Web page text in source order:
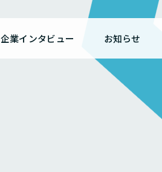
企業インタビュー お知らせ